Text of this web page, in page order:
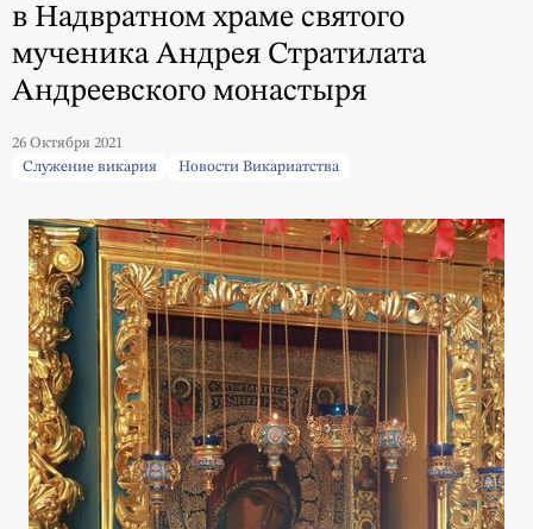
в Надвратном храме святого
мученика Андрея Стратилата
Андреевского монастыря
26 Октября 2021
Служение викария
Новости Викариатства